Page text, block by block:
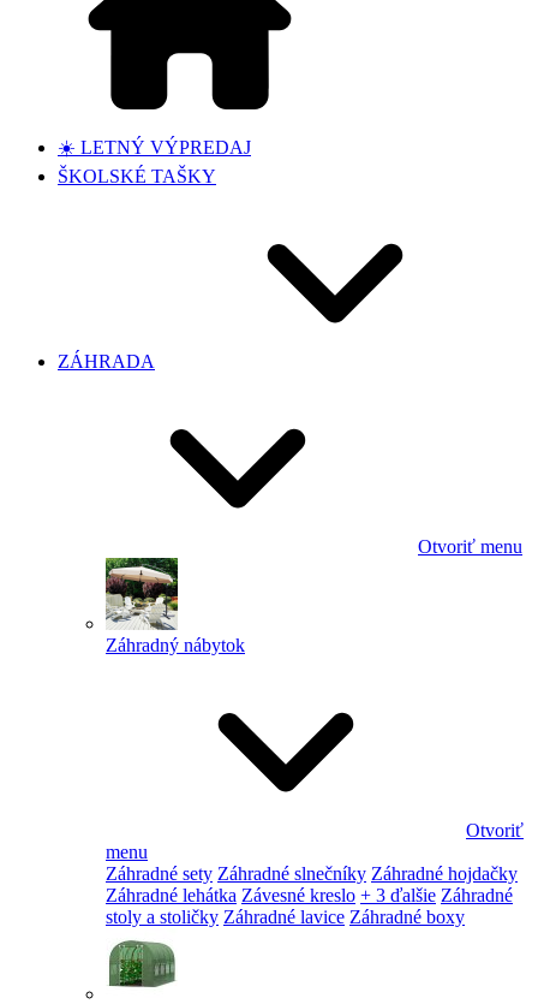
☀️ LETNÝ VÝPREDAJ
ŠKOLSKÉ TAŠKY
ZÁHRADA
Otvoriť menu
Záhradný nábytok
Otvoriť
menu
Záhradné sety Záhradné slnečníky Záhradné hojdačky
Záhradné lehátka Závesné kreslo + 3 ďalšie Záhradné
stoly a stoličky Záhradné lavice Záhradné boxy